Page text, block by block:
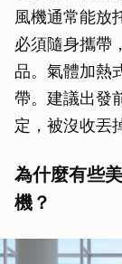
風機通常能放
必須隨身攜帶
品。氣體加熱
帶。建議出發
定，被沒收丟
為什麼有些
機？